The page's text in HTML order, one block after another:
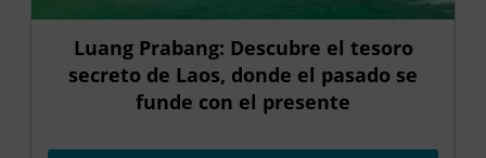
Luang Prabang: Descubre el tesoro
secreto de Laos, donde el pasado se
funde con el presente